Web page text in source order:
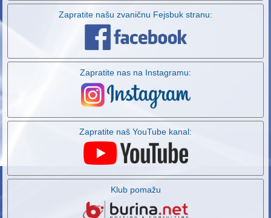
Zapratite našu zvaničnu Fejsbuk stranu:
Zapratite nas na Instagramu:
Zapratite naš YouTube kanal:
Klub pomažu